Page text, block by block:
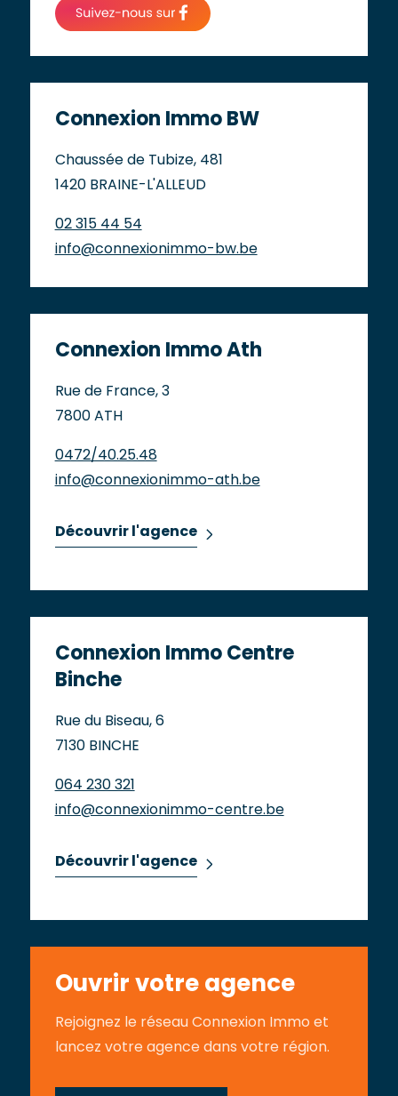
Connexion Immo BW
Chaussée de Tubize, 481
1420 BRAINE-L'ALLEUD
02 315 44 54
info@connexionimmo-bw.be
Connexion Immo Ath
Rue de France, 3
7800 ATH
0472/40.25.48
info@connexionimmo-ath.be
Découvrir l'agence
Connexion Immo Centre
Binche
Rue du Biseau, 6
7130 BINCHE
064 230 321
info@connexionimmo-centre.be
Découvrir l'agence
Ouvrir votre agence
Rejoignez le réseau Connexion Immo et
lancez votre agence dans votre région.